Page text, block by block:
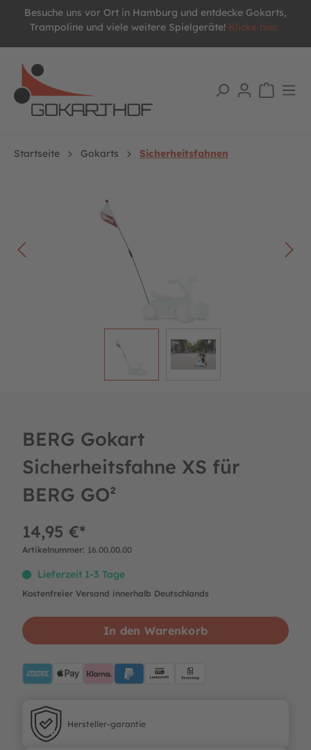
springen
Besuche uns vor Ort in Hamburg und entdecke Gokarts,
Trampoline und viele weitere Spielgeräte! Klicke hier.
Startseite Gokarts
Sicherheitsfahnen
BERG Gokart
Sicherheitsfahne XS für
BERG GO²
14,95 €*
Artikelnummer: 16.00.00.00
Lieferzeit 1-3 Tage
Kostenfreier Versand innerhalb Deutschlands
In den Warenkorb
ApplePayKlarna PayPalBlueLastschrift
Hersteller-garantie
Hersteller-garantie